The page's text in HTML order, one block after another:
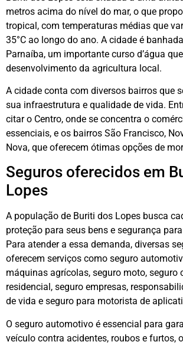
metros acima do nível do mar, o que
tropical, com temperaturas médias que
35°C ao longo do ano. A cidade é
Parnaíba, um importante curso d’água
desenvolvimento da agricultura local.
A cidade conta com diversos bairros que
sua infraestrutura e qualidade de vida.
citar o Centro, onde se concentra o
essenciais, e os bairros São Francisco,
Nova, que oferecem ótimas opções de
Seguros oferecidos em
Lopes
A população de Buriti dos Lopes busca
proteção para seus bens e segurança
Para atender a essa demanda, diversas
oferecem serviços como seguro
máquinas agrícolas, seguro moto, seguro
residencial, seguro empresas,
de vida e seguro para motorista de
O seguro automotivo é essencial para
veículo contra acidentes, roubos e furtos,